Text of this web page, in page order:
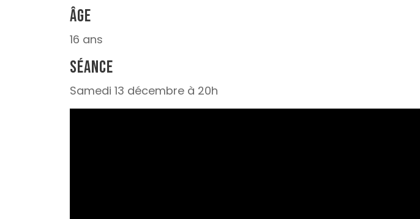
Âge
16 ans
Séance
Samedi 13 décembre à 20h